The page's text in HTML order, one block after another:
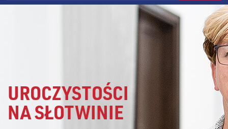
UROCZYSTOŚCI
NA SŁOTWINIE